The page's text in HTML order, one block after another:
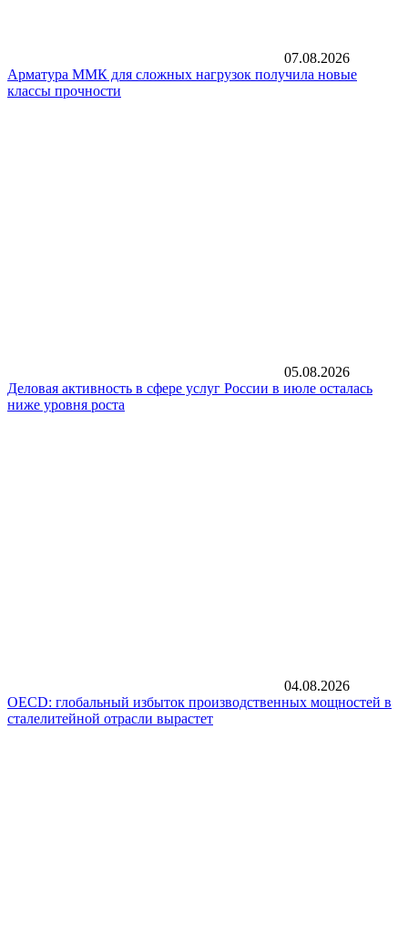
07.08.2026
Арматура ММК для сложных нагрузок получила новые
классы прочности
05.08.2026
Деловая активность в сфере услуг России в июле осталась
ниже уровня роста
04.08.2026
OECD: глобальный избыток производственных мощностей в
сталелитейной отрасли вырастет